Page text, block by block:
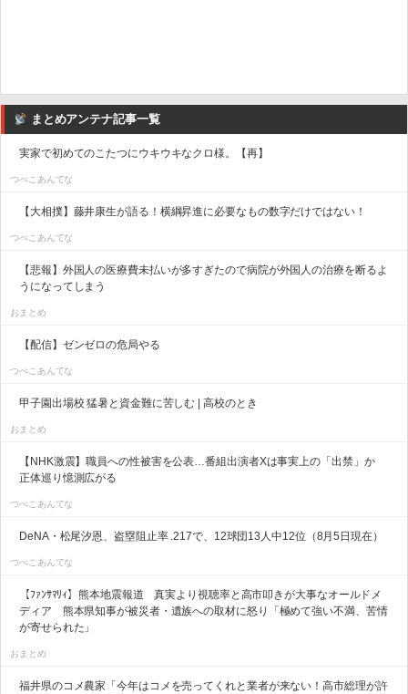
まとめアンテナ記事一覧
実家で初めてのこたつにウキウキなクロ様。【再】
つべこあんてな
【大相撲】藤井康生が語る！横綱昇進に必要なもの数字だけではない！
つべこあんてな
【悲報】外国人の医療費未払いが多すぎたので病院が外国人の治療を断るよ
うになってしまう
おまとめ
【配信】ゼンゼロの危局やる
つべこあんてな
甲子園出場校 猛暑と資金難に苦しむ | 高校のとき
おまとめ
【NHK激震】職員への性被害を公表…番組出演者Xは事実上の「出禁」か
正体巡り憶測広がる
つべこあんてな
DeNA・松尾汐恩、盗塁阻止率 .217で、12球団13人中12位（8月5日現在）
つべこあんてな
【ﾌｧﾝｻﾏﾘｨ】熊本地震報道 真実より視聴率と高市叩きが大事なオールドメ
ディア 熊本県知事が被災者・遺族への取材に怒り「極めて強い不満、苦情
が寄せられた」
おまとめ
福井県のコメ農家「今年はコメを売ってくれと業者が来ない！高市総理が許